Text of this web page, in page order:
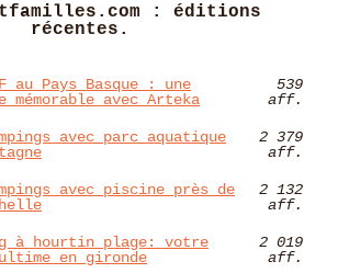
: éditions
récentes.
au Pays Basque : une
mémorable avec Arteka
539
aff.
avec parc aquatique
2 379
aff.
avec piscine près de
2 132
aff.
à hourtin plage: votre
en gironde
2 019
aff.